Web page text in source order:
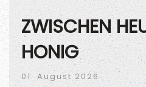
ZWISCHEN
HONIG
01. August 2026